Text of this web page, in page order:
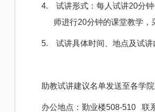
4. 试讲形式：每人试讲20分钟
师进行20分钟的课堂教学，
5. 试讲具体时间、地点及试讲
助教试讲建议名单发送至各学
办公地点：勤业楼508-510 联